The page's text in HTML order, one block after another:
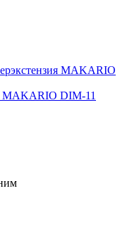
MAKARIO DIM-11